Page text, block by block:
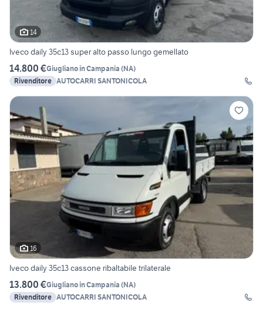
14
Iveco daily 35c13 super alto passo lungo gemellato
14.800 €Giugliano in Campania (NA)
Rivenditore AUTOCARRI SANTONICOLA
16
Iveco daily 35c13 cassone ribaltabile trilaterale
13.800 €Giugliano in Campania (NA)
Rivenditore AUTOCARRI SANTONICOLA